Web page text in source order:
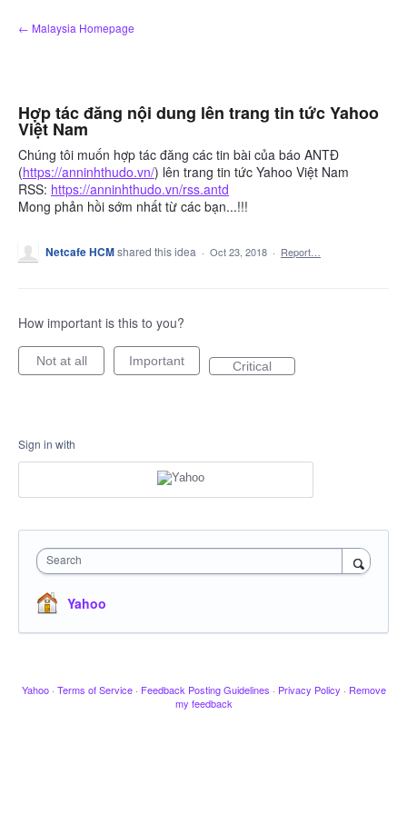
Skip
to
← Malaysia Homepage
Hợp tác đăng nội dung lên trang tin tức Yahoo
Việt Nam
Chúng tôi muốn hợp tác đăng các tin bài của báo ANTĐ
(https://anninhthudo.vn/) lên trang tin tức Yahoo Việt Nam
RSS: https://anninhthudo.vn/rss.antd
Mong phản hồi sớm nhất từ các bạn...!!!
Netcafe HCMshared this idea · Oct 23, 2018 · Report…
How important is this to you?
Not at all Important Critical
Sign in with
Search
Yahoo
Yahoo · Terms of Service · Feedback Posting Guidelines · Privacy Policy · Remove
my feedback